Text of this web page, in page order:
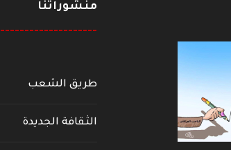
منشوراتنا
--------------------
طريق الشعب
الثقافة الجديدة